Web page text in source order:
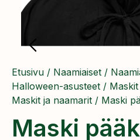
Etusivu / Naamiaiset /
Halloween-asusteet /
Maskit ja naamarit / Maski
Maski